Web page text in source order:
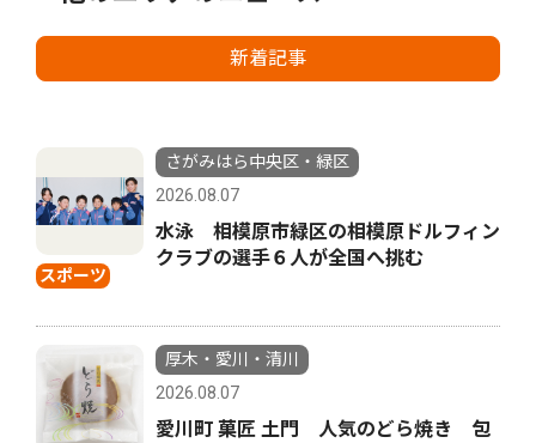
新着記事
スポーツ
さがみはら中央区・緑区
2026.08.07
水泳 相模原市緑区の相模原ドルフィン
クラブの選手６人が全国へ挑む
厚木・愛川・清川
2026.08.07
愛川町 菓匠 土門 人気のどら焼き 包